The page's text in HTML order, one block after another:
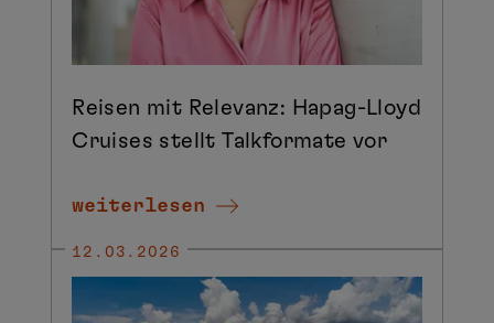
Reisen mit Relevanz: Hapag-Lloyd
Cruises stellt Talkformate vor
weiterlesen
12.03.2026